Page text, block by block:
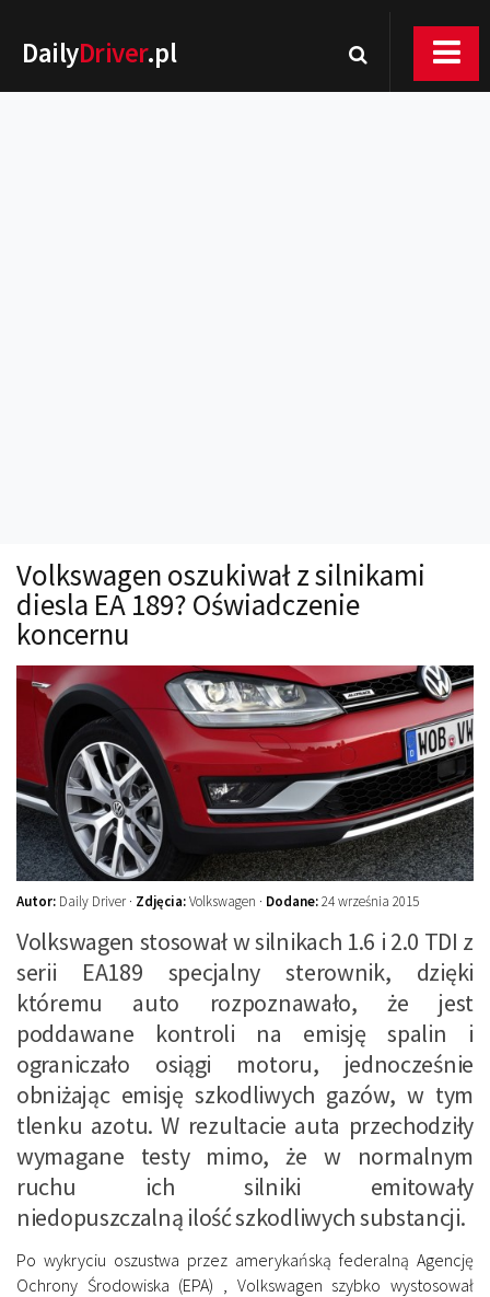
DailyDriver.pl
Technika jazdy
Oświetlenie
Kalkulatory
Przelicznik mocy
Auto z niemiec
Galerie
Volkswagen oszukiwał z silnikami
diesla EA 189? Oświadczenie
koncernu
Autor: Daily Driver · Zdjęcia:Volkswagen · Dodane:24 września 2015
Volkswagen stosował w silnikach 1.6 i 2.0 TDI z
serii EA189 specjalny sterownik, dzięki
któremu auto rozpoznawało, że jest
poddawane kontroli na emisję spalin i
ograniczało osiągi motoru, jednocześnie
obniżając emisję szkodliwych gazów, w tym
tlenku azotu. W rezultacie auta przechodziły
wymagane testy mimo, że w normalnym
ruchu ich silniki emitowały
niedopuszczalną ilość szkodliwych substancji.
Po wykryciu oszustwa przez amerykańską federalną Agencję
Ochrony Środowiska (EPA) , Volkswagen szybko wystosował